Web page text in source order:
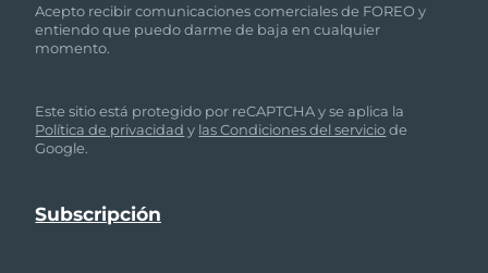
Acepto recibir comunicaciones comerciales de FOREO y
entiendo que puedo darme de baja en cualquier
momento.
Este sitio está protegido por reCAPTCHA y se aplica la
Política de privacidad y las Condiciones del serviciode
Google.